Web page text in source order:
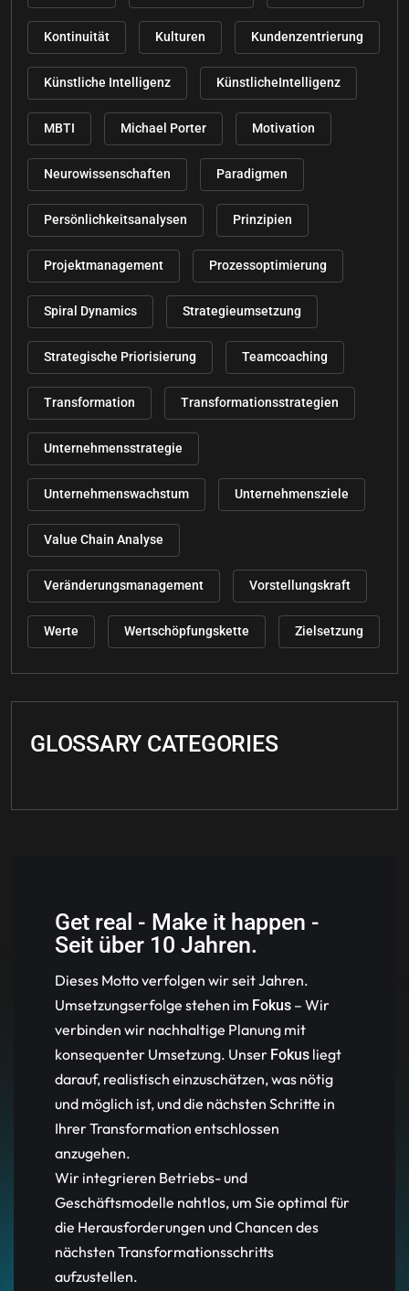
Kontinuität Kulturen Kundenzentrierung
Künstliche Intelligenz KünstlicheIntelligenz
MBTI Michael Porter Motivation
Neurowissenschaften Paradigmen
Persönlichkeitsanalysen Prinzipien
Projektmanagement Prozessoptimierung
Spiral Dynamics Strategieumsetzung
Strategische Priorisierung Teamcoaching
Transformation Transformationsstrategien
Unternehmensstrategie
Unternehmenswachstum Unternehmensziele
Value Chain Analyse
Veränderungsmanagement Vorstellungskraft
Werte Wertschöpfungskette Zielsetzung
GLOSSARY CATEGORIES
Get real - Make it happen -
Seit über 10 Jahren.
Dieses Motto verfolgen wir seit Jahren.
Umsetzungserfolge stehen im Fokus – Wir
verbinden wir nachhaltige Planung mit
konsequenter Umsetzung. Unser Fokus liegt
darauf, realistisch einzuschätzen, was nötig
und möglich ist, und die nächsten Schritte in
Ihrer Transformation entschlossen
anzugehen.
Wir integrieren Betriebs- und
Geschäftsmodelle nahtlos, um Sie optimal für
die Herausforderungen und Chancen des
nächsten Transformationsschritts
aufzustellen.